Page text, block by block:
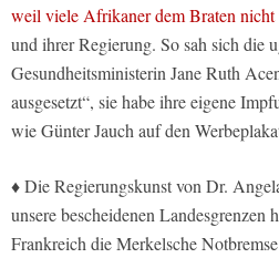
weil viele Afrikaner dem Braten nicht
und ihrer Regierung. So sah sich die
Gesundheitsministerin Jane Ruth
ausgesetzt“, sie habe ihre eigene
wie Günter Jauch auf den
♦ Die Regierungskunst von Dr.
unsere bescheidenen Landesgrenzen
Frankreich die Merkelsche